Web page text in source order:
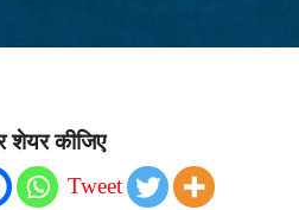
शेयर कीजिए
Tweet